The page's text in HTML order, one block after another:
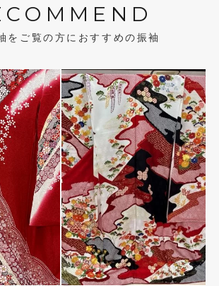
をご覧の方におすすめの振袖